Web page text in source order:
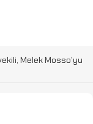
Melek Mosso'yu